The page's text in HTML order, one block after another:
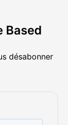
Based
désabonner